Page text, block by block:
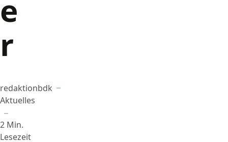
e
r
Beigetragen von
redaktionbdk
in
Aktuelles
2 Min.
Lesezeit